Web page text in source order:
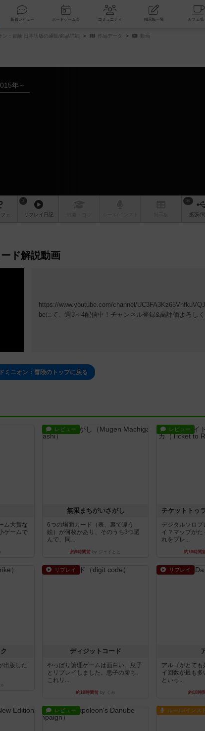
ス 検索 新着レビュー ボードゲーム会 コミュニティ 掲示板一覧
ン：冒険 日本語版の通販/商品詳細 作品データ 動画
年～
ェ
2
リプレイ 日記
36
拡張/
ド解説動画
https://www.youtube.com/channel/
beにて、週3～4配信中！チャンネル登録&高評価よろし
ドミニオン：冒険のトップに戻る
ム大賞な
ゲームで
レビュー
無限まちがいさがし
6つの場面カード（表、裏で違う
絵）が何枚かあり、そのうち3つ選
んで、同...
約9時間前 by ジェイとと
レビュー
デジタルソロプ
イ？マップが
れをプレ...
約10時間
出版した
リプレイ
ディジットコード
やっぱり論理ゲームは面白い。息子
とリプレイしました。息子の勝ち。
これリ...
約18時間前 by くみ
リプレイ
アルゴがとて
イ回数が最も多
といっ...
約18時
レビュー ルール/インスト